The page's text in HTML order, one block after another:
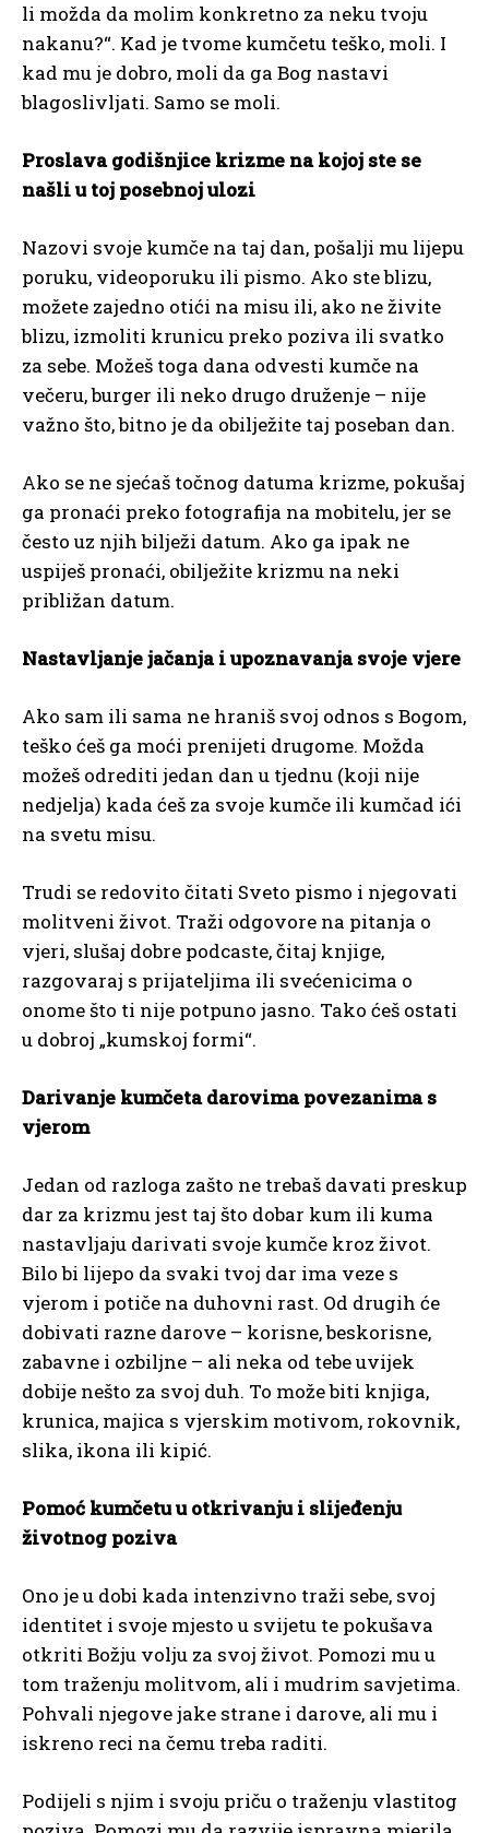
li možda da molim konkretno za neku tvoju
nakanu?“. Kad je tvome kumčetu teško, moli. I
kad mu je dobro, moli da ga Bog nastavi
blagoslivljati. Samo se moli.
Proslava godišnjice krizme na kojoj ste se
našli u toj posebnoj ulozi
Nazovi svoje kumče na taj dan, pošalji mu lijepu
poruku, videoporuku ili pismo. Ako ste blizu,
možete zajedno otići na misu ili, ako ne živite
blizu, izmoliti krunicu preko poziva ili svatko
za sebe. Možeš toga dana odvesti kumče na
večeru, burger ili neko drugo druženje – nije
važno što, bitno je da obilježite taj poseban dan.
Ako se ne sjećaš točnog datuma krizme, pokušaj
ga pronaći preko fotografija na mobitelu, jer se
često uz njih bilježi datum. Ako ga ipak ne
uspiješ pronaći, obilježite krizmu na neki
približan datum.
Nastavljanje jačanja i upoznavanja svoje vjere
Ako sam ili sama ne hraniš svoj odnos s Bogom,
teško ćeš ga moći prenijeti drugome. Možda
možeš odrediti jedan dan u tjednu (koji nije
nedjelja) kada ćeš za svoje kumče ili kumčad ići
na svetu misu.
Trudi se redovito čitati Sveto pismo i njegovati
molitveni život. Traži odgovore na pitanja o
vjeri, slušaj dobre podcaste, čitaj knjige,
razgovaraj s prijateljima ili svećenicima o
onome što ti nije potpuno jasno. Tako ćeš ostati
u dobroj „kumskoj formi“.
Darivanje kumčeta darovima povezanima s
vjerom
Jedan od razloga zašto ne trebaš davati preskup
dar za krizmu jest taj što dobar kum ili kuma
nastavljaju darivati svoje kumče kroz život.
Bilo bi lijepo da svaki tvoj dar ima veze s
vjerom i potiče na duhovni rast. Od drugih će
dobivati razne darove – korisne, beskorisne,
zabavne i ozbiljne – ali neka od tebe uvijek
dobije nešto za svoj duh. To može biti knjiga,
krunica, majica s vjerskim motivom, rokovnik,
slika, ikona ili kipić.
Pomoć kumčetu u otkrivanju i slijeđenju
životnog poziva
Ono je u dobi kada intenzivno traži sebe, svoj
identitet i svoje mjesto u svijetu te pokušava
otkriti Božju volju za svoj život. Pomozi mu u
tom traženju molitvom, ali i mudrim savjetima.
Pohvali njegove jake strane i darove, ali mu i
iskreno reci na čemu treba raditi.
Podijeli s njim i svoju priču o traženju vlastitog